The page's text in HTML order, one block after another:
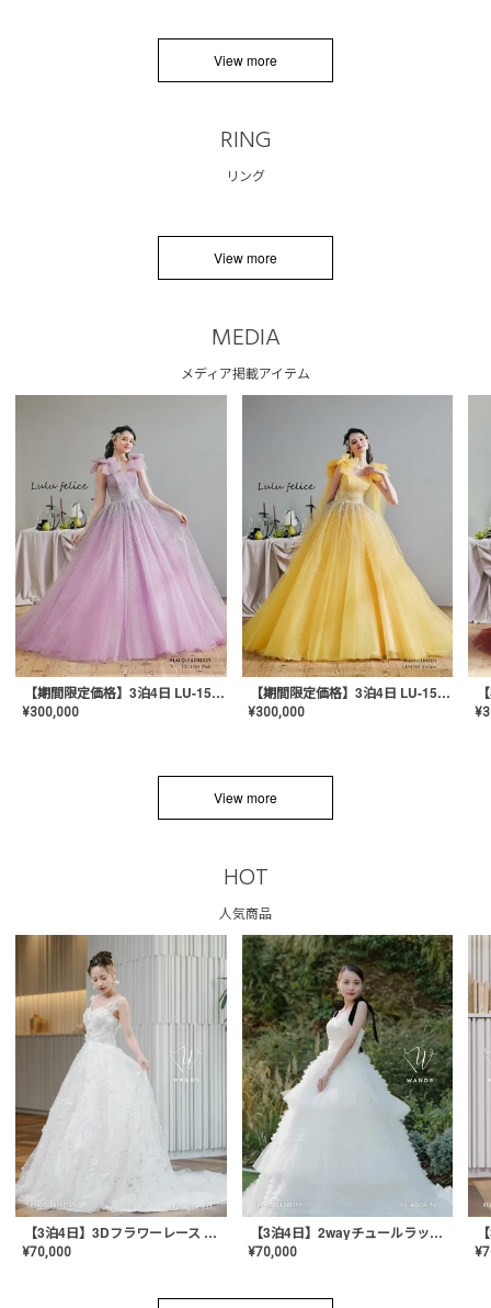
View more
RING
リング
View more
MEDIA
メディア掲載アイテム
【期間限定価格】3泊4日 LU-1501(Pink)
¥300,000
【期間限定価格】3泊4日 LU-1501(Yellow)
¥300,000 ¥
View more
HOT
人気商品
【3泊4日】3Dフラワーレース ドレス〈PD-WDOR-331〉
¥70,000
【3泊4日】2wayチュールラッフルドレス〈PD-WDOR-341RTL〉
¥70,000 ¥